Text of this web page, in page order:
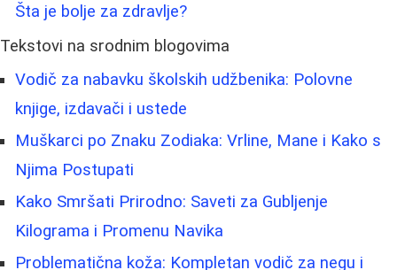
Šta je bolje za zdravlje?
Tekstovi na srodnim blogovima
Vodič za nabavku školskih udžbenika: Polovne
knjige, izdavači i ustede
Muškarci po Znaku Zodiaka: Vrline, Mane i Kako s
Njima Postupati
Kako Smršati Prirodno: Saveti za Gubljenje
Kilograma i Promenu Navika
Problematična koža: Kompletan vodič za negu i